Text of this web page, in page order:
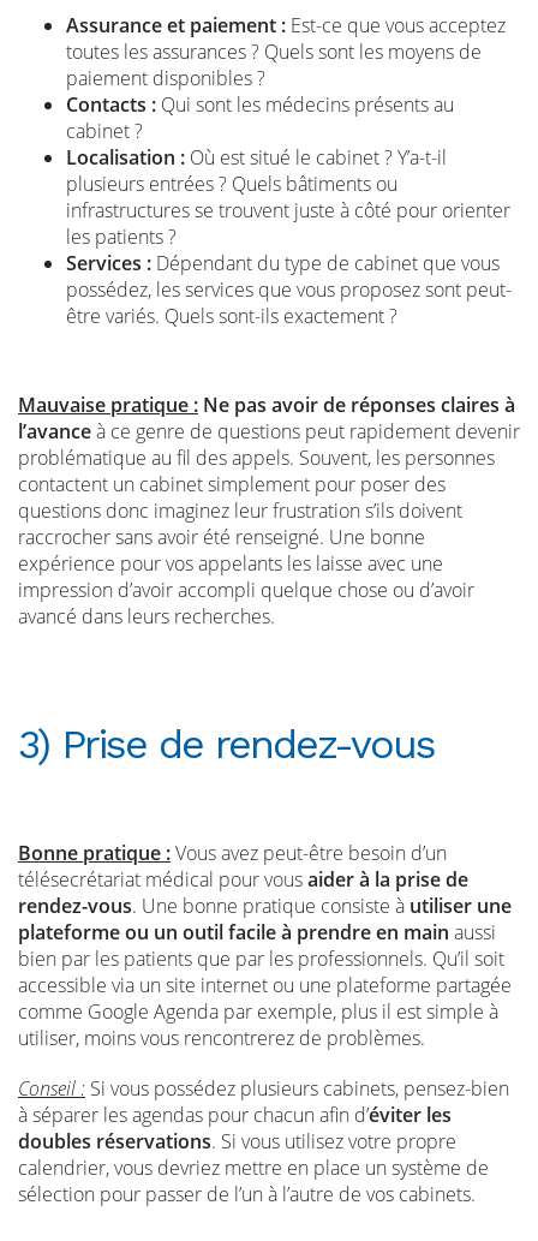
Assurance et paiement : Est-ce que vous acceptez
toutes les assurances ? Quels sont les moyens de
paiement disponibles ?
Contacts : Qui sont les médecins présents au
cabinet ?
Localisation : Où est situé le cabinet ? Y’a-t-il
plusieurs entrées ? Quels bâtiments ou
infrastructures se trouvent juste à côté pour orienter
les patients ?
Services : Dépendant du type de cabinet que vous
possédez, les services que vous proposez sont peut-
être variés. Quels sont-ils exactement ?
Mauvaise pratique : Ne pas avoir de réponses claires à
l’avanceà ce genre de questions peut rapidement devenir
problématique au fil des appels. Souvent, les personnes
contactent un cabinet simplement pour poser des
questions donc imaginez leur frustration s’ils doivent
raccrocher sans avoir été renseigné. Une bonne
expérience pour vos appelants les laisse avec une
impression d’avoir accompli quelque chose ou d’avoir
avancé dans leurs recherches.
3) Prise de rendez-vous
Bonne pratique :Vous avez peut-être besoin d’un
télésecrétariat médical pour vousaider à la prise de
rendez-vous. Une bonne pratique consiste à utiliser une
plateforme ou un outil facile à prendre en main aussi
bien par les patients que par les professionnels. Qu’il soit
accessible via un site internet ou une plateforme partagée
comme Google Agenda par exemple, plus il est simple à
utiliser, moins vous rencontrerez de problèmes.
Conseil : Si vous possédez plusieurs cabinets, pensez-bien
à séparer les agendas pour chacun afin d’éviter les
doubles réservations. Si vous utilisez votre propre
calendrier, vous devriez mettre en place un système de
sélection pour passer de l’un à l’autre de vos cabinets.